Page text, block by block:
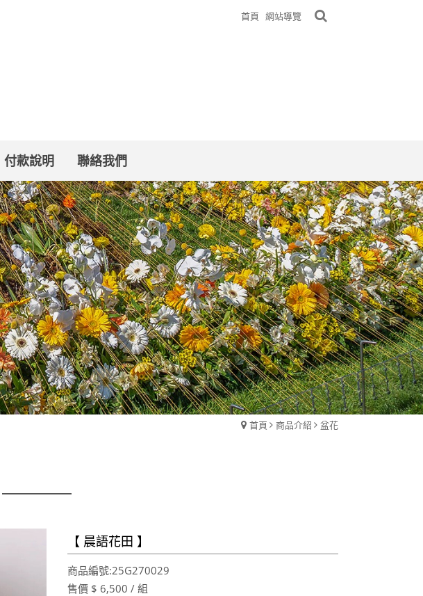
首頁 網站導覽
付款說明 聯絡我們
首頁 商品介紹 盆花
【 ​晨語花田 】
商品編號:25G270029
售價 $ 6,500 / 組